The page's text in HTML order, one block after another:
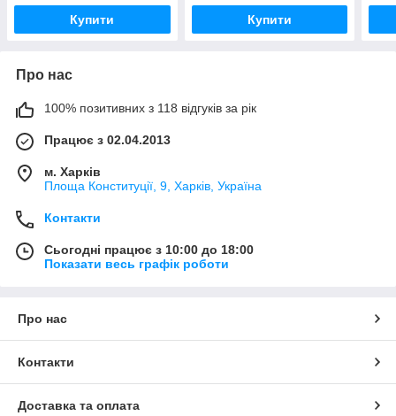
Купити Купити
Про нас
100% позитивних з 118 відгуків за рік
Працює з 02.04.2013
м. Харків
Площа Конституції, 9, Харків, Україна
Контакти
Сьогодні працює з 10:00 до 18:00
Показати весь графік роботи
Про нас
Контакти
Доставка та оплата